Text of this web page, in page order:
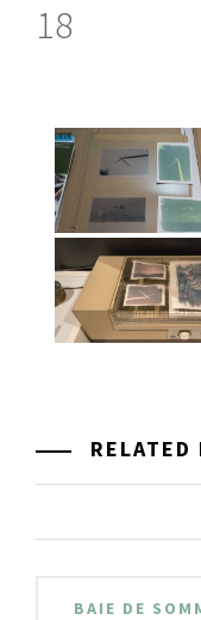
18
RELATED
Navigation
BAIE DE